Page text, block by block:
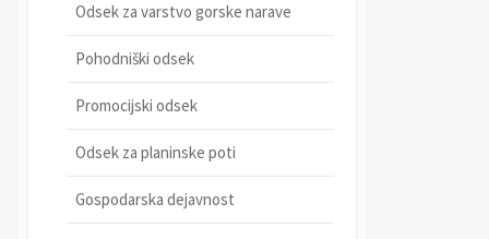
Odsek za varstvo gorske narave
Pohodniški odsek
Promocijski odsek
Odsek za planinske poti
Gospodarska dejavnost